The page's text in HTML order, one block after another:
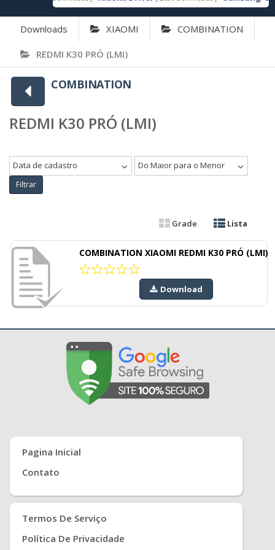
Downloads XIAOMI COMBINATION
REDMI K30 PRÓ (LMI)
COMBINATION
REDMI K30 PRÓ (LMI)
Data de cadastro Do Maior para o Menor
Filtrar
Grade Lista
COMBINATION XIAOMI REDMI K30 PRÓ (LMI)
Download
Pagina Inicial
Contato
Termos De Serviço
Política De Privacidade